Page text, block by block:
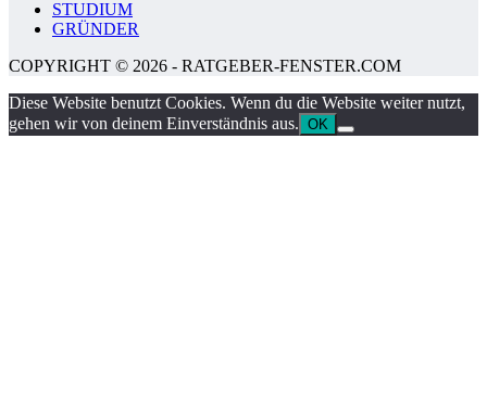
STUDIUM
GRÜNDER
COPYRIGHT © 2026 - RATGEBER-FENSTER.COM
Diese Website benutzt Cookies. Wenn du die Website weiter nutzt,
gehen wir von deinem Einverständnis aus. OK